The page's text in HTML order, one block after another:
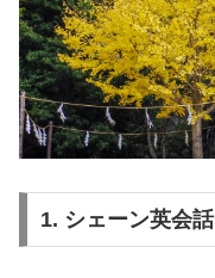
1. シェーン英会話